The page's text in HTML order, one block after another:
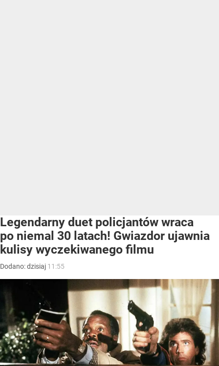
Legendarny duet policjantów wraca
po niemal 30 latach! Gwiazdor ujawnia
kulisy wyczekiwanego filmu
Dodano:dzisiaj 11:55